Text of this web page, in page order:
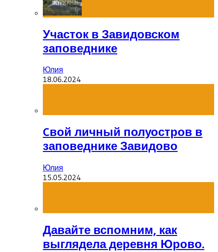
Участок в Завидовском
заповеднике
Юлия
18.06.2024
Cвой личный полуостров в
заповеднике Завидово
Юлия
15.05.2024
Давайте вспомним, как
выглядела деревня Юрово.